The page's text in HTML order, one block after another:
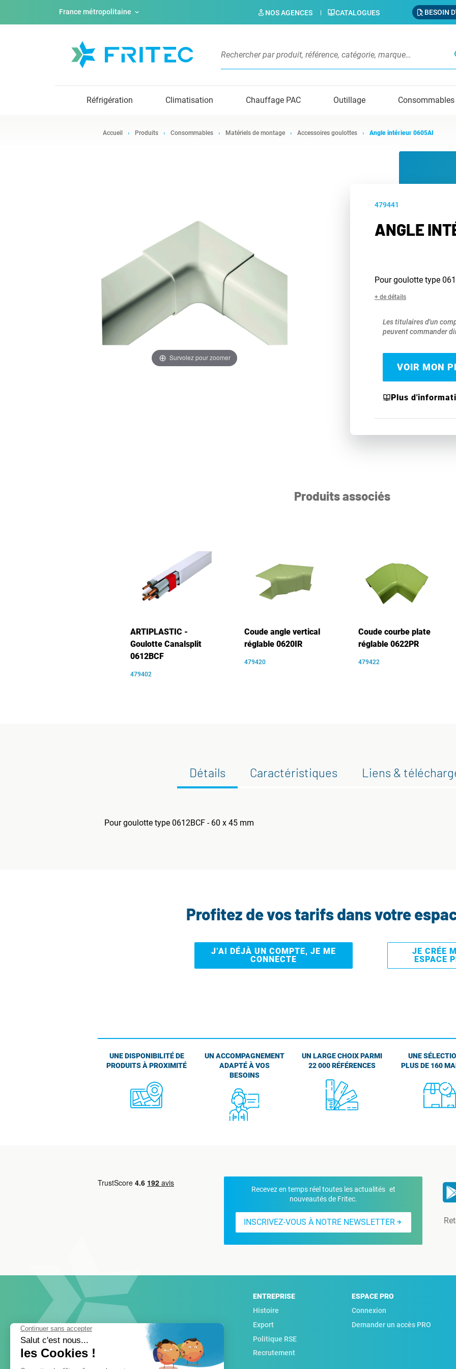
France métropolitaine NOS AGENCES CATALOGUES BESOIN
Réfrigération Climatisation Chauffage PAC Outillage Consommables
Accueil Produits Consommables Matériels de montage Accessoires goulottes Angle intérieur 0605AI
Survolez pour zoomer
479441
ANGLE
Pour goulotte type
+ de détails
Les titulaires d'un
peuvent commander
VOIR MON
Plus
Produits associés
ARTIPLASTIC -
Goulotte Canalsplit
0612BCF
479402
Coude angle vertical
réglable 0620IR
479420
Coude courbe plate
réglable 0622PR
479422
Détails Caractéristiques Liens &
Pour goulotte type 0612BCF - 60 x 45 mm
Profitez de vos tarifs dans votre
J’AI DÉJÀ UN COMPTE, JE ME
CONNECTE
JE CRÉE
ESPACE
UNE DISPONIBILITÉ DE
PRODUITS À PROXIMITÉ
UN ACCOMPAGNEMENT
ADAPTÉ À VOS
BESOINS
UN LARGE CHOIX PARMI
22 000 RÉFÉRENCES
UNE
PLUS DE 160
Recevez en temps réel toutes les actualités et
nouveautés de Fritec.
INSCRIVEZ-VOUS À NOTRE NEWSLETTER
ENTREPRISE
Histoire
Export
Politique RSE
Recrutement
ESPACE PRO
Connexion
Demander un accès PRO